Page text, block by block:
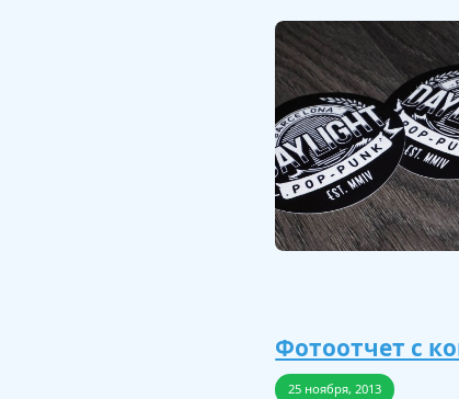
Фотоотчет с
25 ноября, 2013